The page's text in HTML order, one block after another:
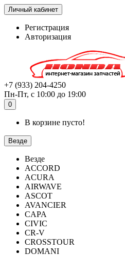
Личный кабинет
Регистрация
Авторизация
+7 (933) 204-4250
Пн-Пт, с 10:00 до 19:00
0
В корзине пусто!
Везде
Везде
ACCORD
ACURA
AIRWAVE
ASCOT
AVANCIER
CAPA
CIVIC
CR-V
CROSSTOUR
DOMANI